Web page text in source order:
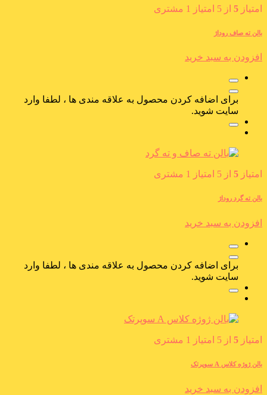
امتیاز 5 از 5 امتیاز 1 مشتری
بالن ته صاف روداژ
افزودن به سبد خرید
برای اضافه کردن محصول به علاقه مندی ها ، لطفا وارد
سایت شوید.
امتیاز 5 از 5 امتیاز 1 مشتری
بالن ته گرد روداژ
افزودن به سبد خرید
برای اضافه کردن محصول به علاقه مندی ها ، لطفا وارد
سایت شوید.
امتیاز 5 از 5 امتیاز 1 مشتری
بالن ژوژه کلاس A سوپرتک
افزودن به سبد خرید